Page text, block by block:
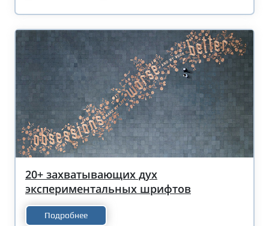
20+ захватывающих дух
экспериментальных шрифтов
Подробнее